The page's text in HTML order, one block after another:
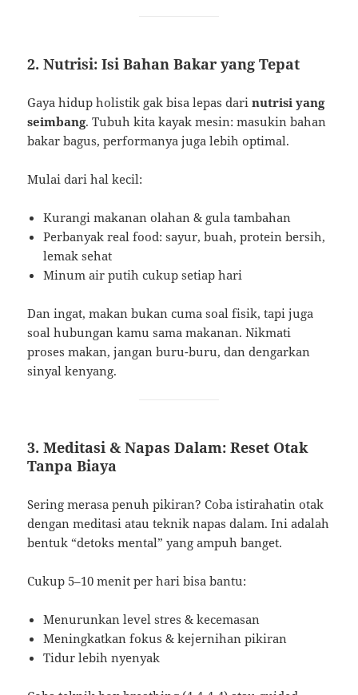
2. Nutrisi: Isi Bahan Bakar yang Tepat
Gaya hidup holistik gak bisa lepas darinutrisi yang
seimbang. Tubuh kita kayak mesin: masukin bahan
bakar bagus, performanya juga lebih optimal.
Mulai dari hal kecil:
Kurangi makanan olahan & gula tambahan
Perbanyak real food: sayur, buah, protein bersih,
lemak sehat
Minum air putih cukup setiap hari
Dan ingat, makan bukan cuma soal fisik, tapi juga
soal hubungan kamu sama makanan. Nikmati
proses makan, jangan buru-buru, dan dengarkan
sinyal kenyang.
3. Meditasi & Napas Dalam: Reset Otak
Tanpa Biaya
Sering merasa penuh pikiran? Coba istirahatin otak
dengan meditasi atau teknik napas dalam. Ini adalah
bentuk “detoks mental” yang ampuh banget.
Cukup 5–10 menit per hari bisa bantu:
Menurunkan level stres & kecemasan
Meningkatkan fokus & kejernihan pikiran
Tidur lebih nyenyak